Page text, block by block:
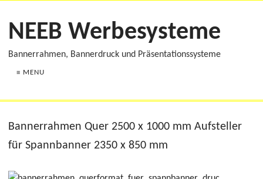
NEEB Werbesysteme
Bannerrahmen, Bannerdruck und Präsentationssysteme
≡ MENU
Bannerrahmen Quer 2500 x 1000 mm Aufsteller
für Spannbanner 2350 x 850 mm